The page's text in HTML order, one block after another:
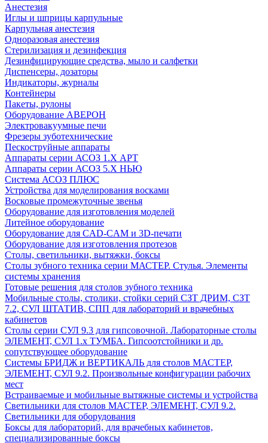
Анестезия
Иглы и шприцы карпульные
Карпульная анестезия
Одноразовая анестезия
Стерилизация и дезинфекция
Дезинфицирующие средства, мыло и салфетки
Диспенсеры, дозаторы
Индикаторы, журналы
Контейнеры
Пакеты, рулоны
Оборудование АВЕРОН
Электровакуумные печи
Фрезеры зуботехнические
Пескоструйные аппараты
Аппараты серии АСОЗ 1.Х АРТ
Аппараты серии АСОЗ 5.Х НЬЮ
Система АСОЗ ПЛЮС
Устройства для моделирования восками
Восковые промежуточные звенья
Оборудование для изготовления моделей
Литейное оборудование
Оборудование для CAD-CAM и 3D-печати
Оборудование для изготовления протезов
Cтолы, светильники, вытяжки, боксы
Столы зубного техника серии МАСТЕР. Стулья. Элементы
системы хранения
Готовые решения для столов зубного техника
Мобильные столы, столики, стойки серий СЗТ ДРИМ, СЗТ
7.2, СУЛ ШТАТИВ, СПП для лабораторий и врачебных
кабинетов
Столы серии СУЛ 9.3 для гипсовочной. Лабораторные столы
ЭЛЕМЕНТ, СУЛ 1.х ТУМБА. Гипсоотстойники и др.
сопутствующее оборудование
Системы БРИДЖ и ВЕРТИКАЛЬ для столов МАСТЕР,
ЭЛЕМЕНТ, СУЛ 9.2. Произвольные конфигурации рабочих
мест
Встраиваемые и мобильные вытяжные системы и устройства
Светильники для столов МАСТЕР, ЭЛЕМЕНТ, СУЛ 9.2.
Светильники для оборудования
Боксы для лабораторий, для врачебных кабинетов,
специализированные боксы